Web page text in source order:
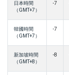
日本時間
（GMT+7）
-7
韓國時間
（GMT+7）
-7
新加坡時間
（GMT+8）
-8